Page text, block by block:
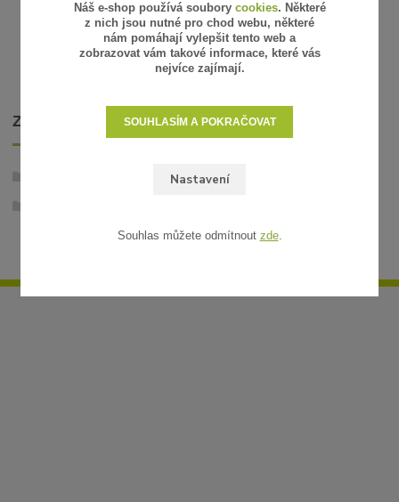
ZVOLIT VARIANTU
ZBOŽÍ ZAŘAZENO V KATEGORIÍCH
Náš e-shop používá soubory cookies. Některé
z nich jsou nutné pro chod webu, některé
nám pomáhají vylepšit tento web a
zobrazovat vám takové informace, které vás
nejvíce zajímají.
Nastavení
SOUHLASÍM A POKRAČOVAT
Souhlas můžete odmítnout zde.